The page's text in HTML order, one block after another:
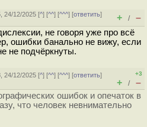
24/12/2025 [^] [^^] [^^^] [ответить]
+ / –
не говоря уже про всё
ошибки банально не вижу, если
не подчёркнуты.
24/12/2025 [^] [^^] [^^^] [ответить]
+3
+ / –
ошибок и опечаток в
что человек невнимательно